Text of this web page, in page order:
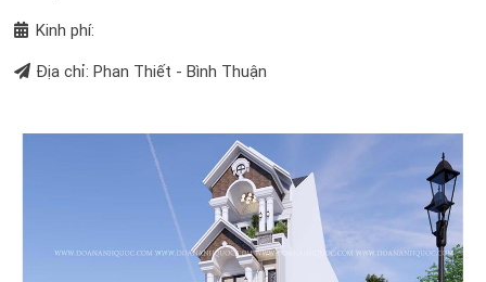
Kinh phí:
Địa chỉ: Phan Thiết - Bình Thuận